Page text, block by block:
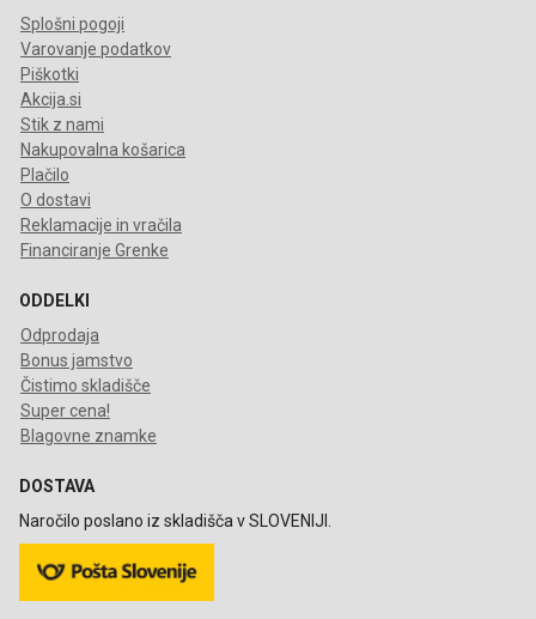
Splošni pogoji
Varovanje podatkov
Piškotki
Akcija.si
Stik z nami
Nakupovalna košarica
Plačilo
O dostavi
Reklamacije in vračila
Financiranje Grenke
ODDELKI
Odprodaja
Bonus jamstvo
Čistimo skladišče
Super cena!
Blagovne znamke
DOSTAVA
Naročilo poslano iz skladišča v SLOVENIJI.